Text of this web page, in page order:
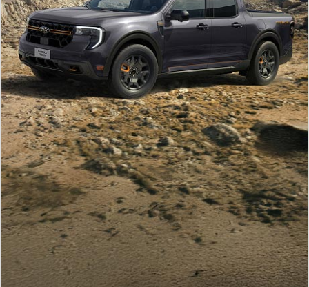
Guía
360
Ford
app
Agendamiento
Online